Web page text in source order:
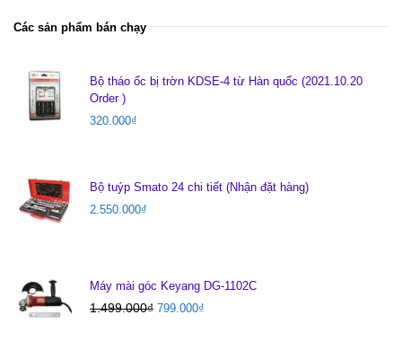
Các sản phẩm bán chạy
Bộ tháo ốc bị trờn KDSE-4 từ Hàn quốc (2021.10.20
Order )
320.000₫
Bộ tuýp Smato 24 chi tiết (Nhận đặt hàng)
2.550.000₫
Máy mài góc Keyang DG-1102C
1.499.000₫ 799.000₫